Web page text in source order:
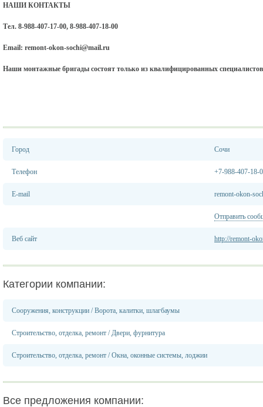
НАШИ КОНТАКТЫ
Тел. 8-988-407-17-00, 8-988-407-18-00
Email: remont-okon-sochi@mail.ru
Наши монтажные бригады состоят только из квалифицированных
Город Сочи
Телефон +7-988-407-18-
E-mail remont-okon-
Отправить
Веб сайт http://remont-
Категории компании:
Сооружения, конструкции /Ворота, калитки, шлагбаумы
Строительство, отделка, ремонт /Двери, фурнитура
Строительство, отделка, ремонт /Окна, оконные системы, лоджии
Все предложения компании: